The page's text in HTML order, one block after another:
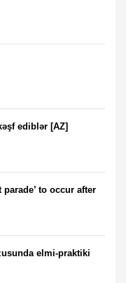
ediblər [AZ]
parade’ to occur after
elmi-praktiki